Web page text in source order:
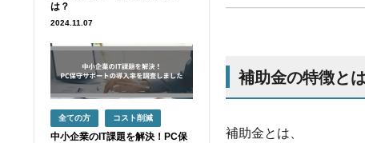
補助金の特徴とは
補助金とは、
は？
2024.11.07
全ての方 コスト削減
中小企業のIT課題を解決！PC保